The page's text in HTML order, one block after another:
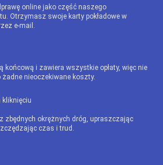
online jako część naszego
Otrzymasz swoje karty pokładowe w
e-mail.
końcową i zawiera wszystkie opłaty, więc nie
nieoczekiwane koszty.
kliknięciu
zbędnych okrężnych dróg, upraszczając
czas i trud.